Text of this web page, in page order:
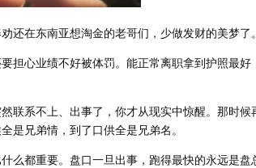
还在东南亚想淘金的老哥们，少做发财的美梦了。
担心业绩不好被体罚。能正常离职拿到护照最
联系不上、出事了，你才从现实中惊醒。那时
是兄弟情，到了口供全是兄弟名。
么都重要。盘口一旦出事，跑得最快的永远是